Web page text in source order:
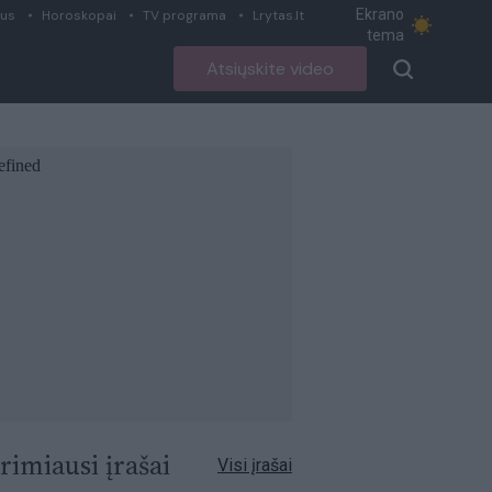
Horoskopai TV programa Lrytas.lt
Ekrano
tema
Atsiųskite video
įrašai Visi įrašai